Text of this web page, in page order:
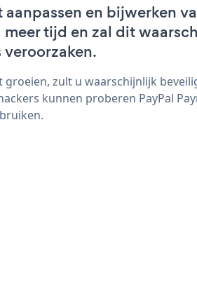
en bijwerken
meer tijd en zal dit
zult u waarschijnlijk
kunnen proberen PayPal